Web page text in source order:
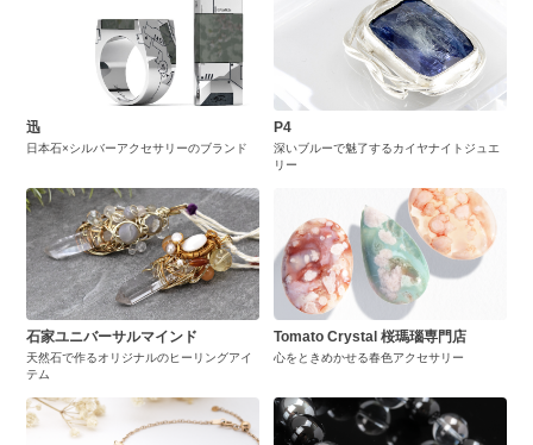
迅
日本石×シルバーアクセサリーのブランド
P4
深いブルーで魅了するカイヤナイトジュエ
リー
石家ユニバーサルマインド
天然石で作るオリジナルのヒーリングアイ
テム
Tomato Crystal 桜瑪瑙専門店
心をときめかせる春色アクセサリー